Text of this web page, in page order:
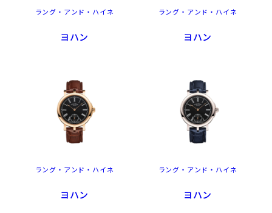
ラング・アンド・ハイネ
ヨハン
ラング・アンド・ハイネ
ヨハン
ラング・アンド・ハイネ
ヨハン
ラング・アンド・ハイネ
ヨハン